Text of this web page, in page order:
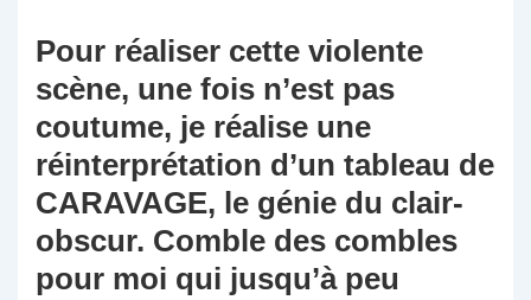
Pour réaliser cette violente
scène, une fois n’est pas
coutume, je réalise une
réinterprétation d’un tableau de
CARAVAGE, le génie du clair-
obscur. Comble des combles
pour moi qui jusqu’à peu